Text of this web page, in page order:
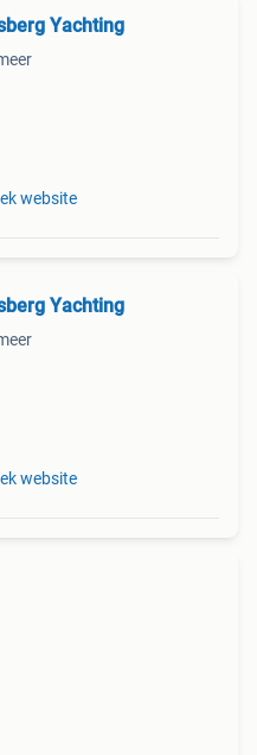
Yachting
website
Yachting
website